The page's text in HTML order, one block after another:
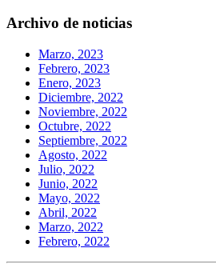
Archivo de noticias
Marzo, 2023
Febrero, 2023
Enero, 2023
Diciembre, 2022
Noviembre, 2022
Octubre, 2022
Septiembre, 2022
Agosto, 2022
Julio, 2022
Junio, 2022
Mayo, 2022
Abril, 2022
Marzo, 2022
Febrero, 2022